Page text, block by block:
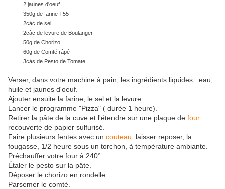
2 jaunes d'oeuf
350g de farine T55
2càc de sel
2càc de levure de Boulanger
50g de Chorizo
60g de Comté râpé
3càs de Pesto de Tomate
Verser, dans votre machine à pain, les ingrédients liquides : eau,
huile et jaunes d'oeuf.
Ajouter ensuite la farine, le sel et la levure.
Lancer le programme "Pizza" ( durée 1 heure).
Retirer la pâte de la cuve et l'étendre sur une plaque de four
recouverte de papier sulfurisé.
Faire plusieurs fentes avec un couteau . laisser reposer, la
fougasse, 1/2 heure sous un torchon, à température ambiante.
Préchauffer votre four à 240°.
Étaler le pesto sur la pâte.
Déposer le chorizo en rondelle.
Parsemer le comté.